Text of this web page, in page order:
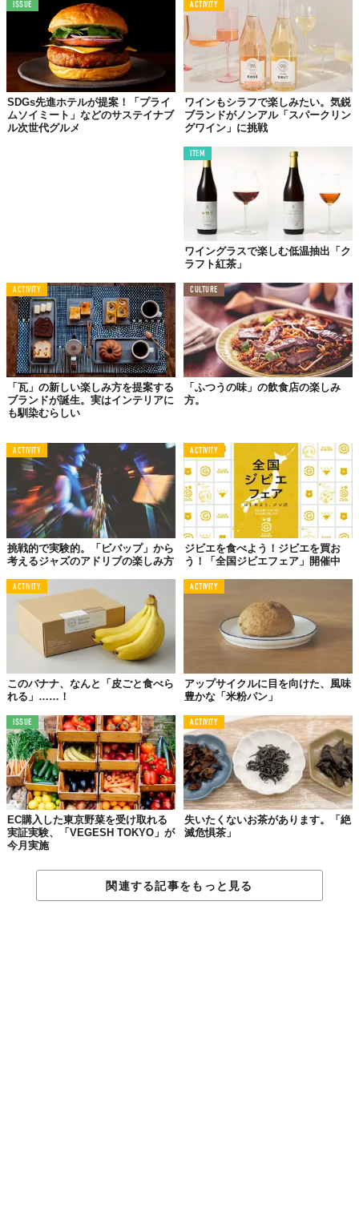
ISSUE
SDGs先進ホテルが提案！「プライ
ムソイミート」などのサステイナブ
ル次世代グルメ
ACTIVITY
ワインもシラフで楽しみたい。気鋭
ブランドがノンアル「スパークリン
グワイン」に挑戦
ITEM
ワイングラスで楽しむ低温抽出「ク
ラフト紅茶」
ACTIVITY
「瓦」の新しい楽しみ方を提案する
ブランドが誕生。実はインテリアに
も馴染むらしい
CULTURE
「ふつうの味」の飲食店の楽しみ
方。
ACTIVITY
挑戦的で実験的。「ビバップ」から
考えるジャズのアドリブの楽しみ方
ACTIVITY
ジビエを食べよう！ジビエを買お
う！「全国ジビエフェア」開催中
ACTIVITY
このバナナ、なんと「皮ごと食べら
れる」……！
ACTIVITY
アップサイクルに目を向けた、風味
豊かな「米粉パン」
ISSUE
EC購入した東京野菜を受け取れる
実証実験、「VEGESH TOKYO」が
今月実施
ACTIVITY
失いたくないお茶があります。「絶
滅危惧茶」
関連する記事をもっと見る